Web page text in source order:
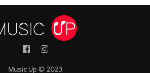
Music Up © 2023